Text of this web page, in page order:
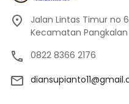
Jalan Lintas Timur no
Kecamatan
0822 8366 2176